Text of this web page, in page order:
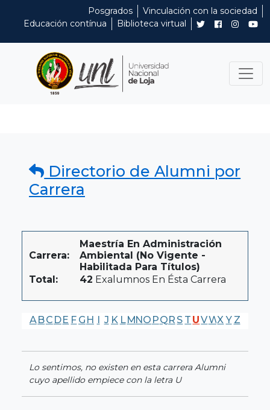
Posgrados
Vinculación con la sociedad
Educación contínua
Biblioteca virtual
Directorio de Alumni por
Carrera
Carrera:
Maestría En Administración
Ambiental (No Vigente -
Habilitada Para Títulos)
Total:
42 Exalumnos En Ésta Carrera
A BC DE F G H I J K LMNO PQR S T UVWX Y Z
Lo sentimos, no existen en esta carrera Alumni
cuyo apellido empiece con la letra U